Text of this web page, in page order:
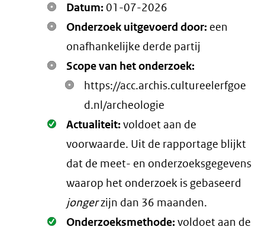
Datum: 01-07-2026
Onderzoek uitgevoerd door: een
onafhankelijke derde partij
Scope van het onderzoek:
https://acc.archis.cultureelerfgoe
d.nl/archeologie
Oké.
Actualiteit:voldoet aan de
voorwaarde. Uit de rapportage blijkt
dat de meet- en onderzoeksgegevens
waarop het onderzoek is gebaseerd
jongerzijn dan 36 maanden.
Oké.
Onderzoeksmethode:voldoet aan de